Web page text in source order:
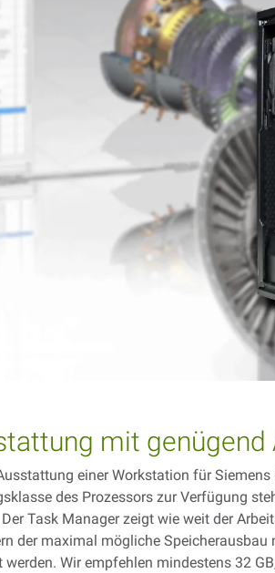
mit genügend
einer Workstation für
des Prozessors zur Verfügung
Task Manager zeigt wie weit der
der maximal mögliche
werden. Wir empfehlen mindestens 32